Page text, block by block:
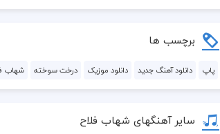
من آسمان پر از
برچسب ها
پاپ دانلود آهنگ جدید دانلود موزیک درخت سوخته شهاب
سایر آهنگهای شهاب فلاح